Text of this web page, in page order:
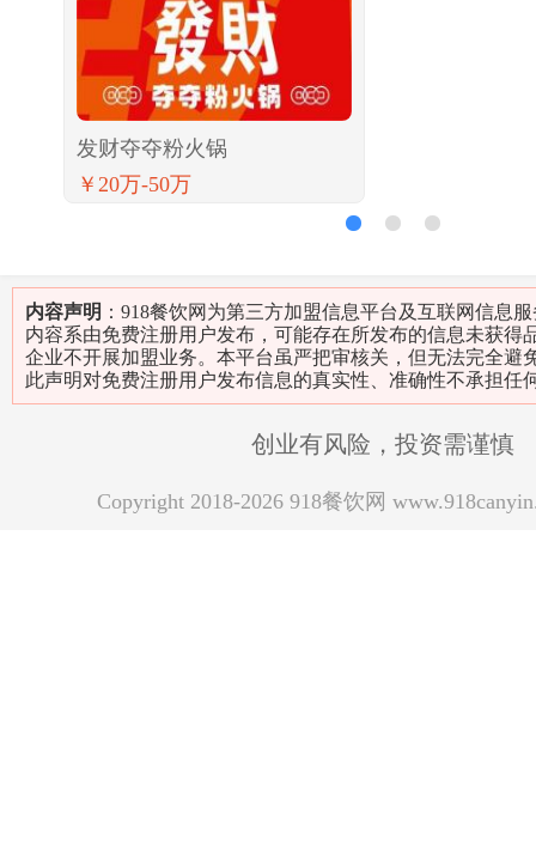
发财夺夺粉火锅
￥20万-50万
内容声明 ：918餐饮网为第三方加盟信息平台及互联网信息
内容系由免费注册用户发布，可能存在所发布的信息未获得
企业不开展加盟业务。本平台虽严把审核关，但无法完全避
此声明对免费注册用户发布信息的真实性、准确性不承担任
创业有风险，投资需谨慎
Copyright 2018-2026 918餐饮网